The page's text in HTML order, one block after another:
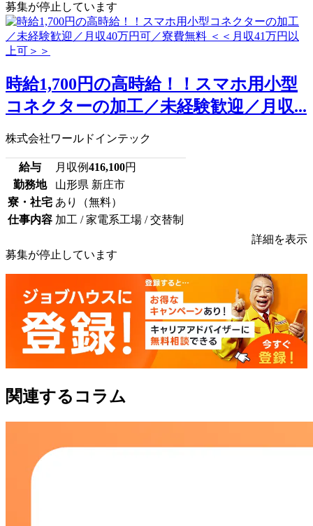
募集が停止しています
時給1,700円の高時給！！スマホ用小型
コネクターの加工／未経験歓迎／月収...
株式会社ワールドインテック
給与 月収例416,100円
勤務地
山形県 新庄市
寮・社宅 あり（無料）
仕事内容 加工 / 家電系工場 / 交替制
詳細を表示
募集が停止しています
関連するコラム